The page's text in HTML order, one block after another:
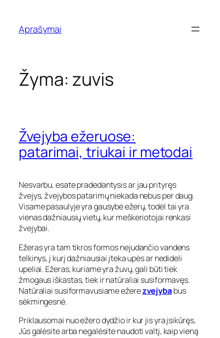
turinio
Aprašymai
Žyma:zuvis
Žvejyba ežeruose:
patarimai, triukai ir metodai
Nesvarbu, esate pradedantysis ar jau prityręs
žvejys, žvejybos patarimų niekada nebus per daug.
Visame pasaulyje yra gausybė ežerų, todėl tai yra
vienas dažniausių vietų, kur meškeriotojai renkasi
žvejybai.
Ežeras yra tam tikros formos nejudančio vandens
telkinys, į kurį dažniausiai įteka upės ar nedideli
upeliai. Ežeras, kuriame yra žuvų, gali būti tiek
žmogaus iškastas, tiek ir natūraliai susiformavęs.
Natūraliai susiformavusiame ežerezvejybabus
sėkmingesnė.
Priklausomai nuo ežero dydžio ir kur jis yra įsikūręs,
Jūs galėsite arba negalėsite naudoti valtį, kaip vieną